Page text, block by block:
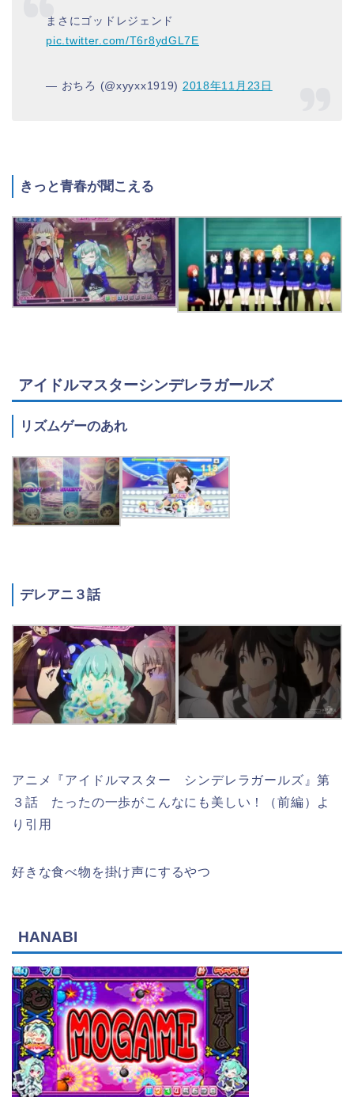
まさにゴッドレジェンド
pic.twitter.com/T6r8ydGL7E
— おちろ (@xyyxx1919) 2018年11月23日
きっと青春が聞こえる
アイドルマスターシンデレラガールズ
リズムゲーのあれ
デレアニ３話
アニメ『アイドルマスター シンデレラガールズ』第
３話 たったの一歩がこんなにも美しい！（前編）よ
り引用
好きな食べ物を掛け声にするやつ
HANABI